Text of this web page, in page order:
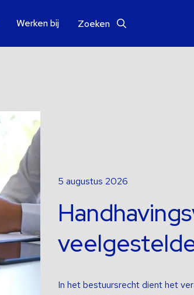
Werken bij Zoeken
5 augustus 2026
In het bestuursrecht dient het